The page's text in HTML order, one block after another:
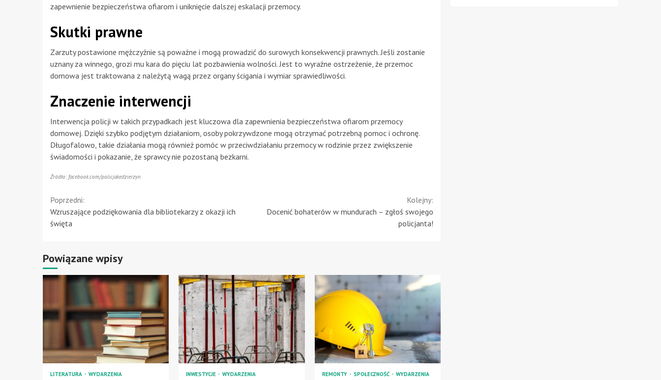
zapewnienie bezpieczeństwa ofiarom i uniknięcie dalszej eskalacji przemocy.
Skutki prawne
Zarzuty postawione mężczyźnie są poważne i mogą prowadzić do surowych konsekwencji prawnych. Jeśli zostanie
uznany za winnego, grozi mu kara do pięciu lat pozbawienia wolności. Jest to wyraźne ostrzeżenie, że przemoc
domowa jest traktowana z należytą wagą przez organy ścigania i wymiar sprawiedliwości.
Znaczenie interwencji
Interwencja policji w takich przypadkach jest kluczowa dla zapewnienia bezpieczeństwa ofiarom przemocy
domowej. Dzięki szybko podjętym działaniom, osoby pokrzywdzone mogą otrzymać potrzebną pomoc i ochronę.
Długofalowo, takie działania mogą również pomóc w przeciwdziałaniu przemocy w rodzinie przez zwiększenie
świadomości i pokazanie, że sprawcy nie pozostaną bezkarni.
Źródło: facebook.com/policjakedzierzyn
Continue
Reading
Poprzedni:
Wzruszające podziękowania dla bibliotekarzy z okazji ich
święta
Kolejny:
Docenić bohaterów w mundurach – zgłoś swojego
policjanta!
Powiązane wpisy
LITERATURA WYDARZENIA INWESTYCJE WYDARZENIA REMONTY SPOŁECZNOŚĆ WYDARZENIA